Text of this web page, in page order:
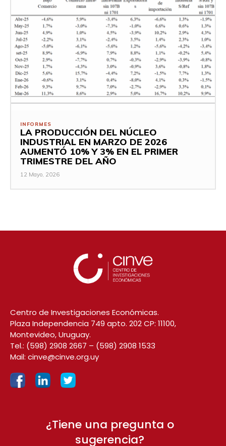
INFORMES
LA PRODUCCIÓN DEL NÚCLEO
INDUSTRIAL EN MARZO DE 2026
AUMENTÓ 10% Y 3% EN EL PRIMER
TRIMESTRE DEL AÑO
12 Mayo, 2026
Centro de Investigaciones Económicas.
Plaza Independencia 749 apto. 202 CP: 11100,
Montevideo, Uruguay.
Tel.: (598) 2908 2667 – (598) 2908 1533
Mail: cinve@cinve.org.uy
¿Tiene una pregunta o
sugerencia?